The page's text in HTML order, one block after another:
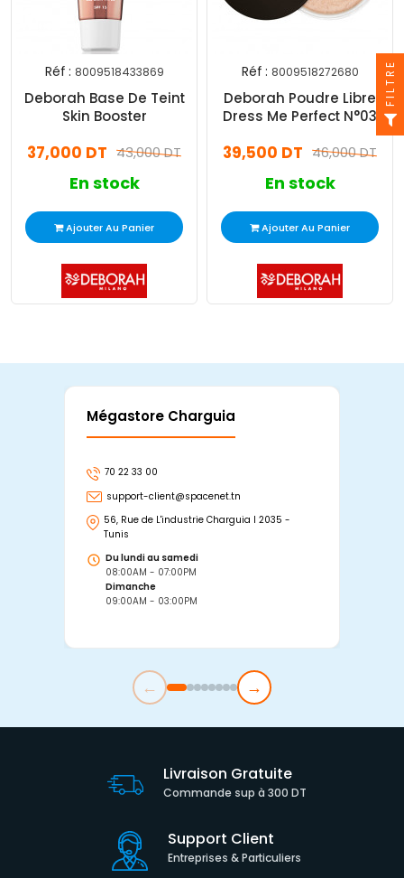
Réf : 8009518433869
Deborah Base De Teint
Skin Booster
43,000 DT
37,000 DT
En stock
Ajouter Au Panier
Réf : 8009518272680
Deborah Poudre Libre
Dress Me Perfect N°03
46,000 DT
39,500 DT
En stock
Ajouter Au Panier
Mégastore Charguia
70 22 33 00
support-client@spacenet.tn
56, Rue de L'industrie Charguia I 2035 -
Tunis
Du lundi au samedi
08:00AM - 07:00PM
Dimanche
09:00AM - 03:00PM
← →
Livraison Gratuite
Commande sup à 300 DT
Support Client
Entreprises & Particuliers
FILTRE